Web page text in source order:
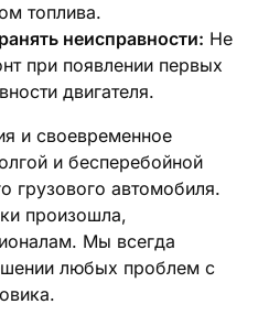
топлива.
неисправности: Не
при появлении первых
двигателя.
и своевременное
и бесперебойной
грузового автомобиля.
произошла,
Мы всегда
любых проблем с